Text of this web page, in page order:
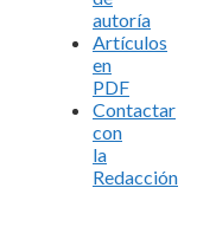
autoría
Artículos
en
PDF
Contactar
con
la
Redacción